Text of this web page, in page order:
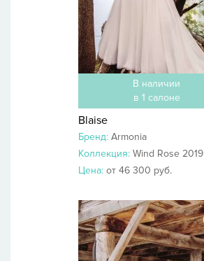
В наличии
в 1 салоне
Blaise
Бренд: Armonia
Коллекция: Wind Rose 2019
Цена: от 46 300 руб.